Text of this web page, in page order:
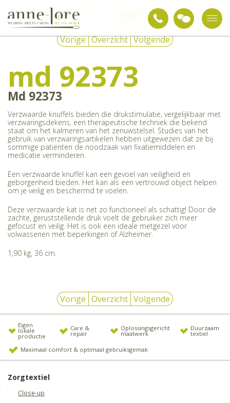
Snoezelen & sensorische
integratie
Verzwaringsartikelen voor
md
92373
Vorige Overzicht Volgende
md 92373
Md 92373
Verzwaarde knuffels bieden die drukstimulatie, vergelijkbaar met
verzwaringsdekens, een therapeutische techniek die bekend
staat om het kalmeren van het zenuwstelsel. Studies van het
gebruik van verzwaringsartikelen hebben uitgewezen dat ze bij
sommige patiënten de noodzaak van fixatiemiddelen en
medicatie verminderen.
Een verzwaarde knuffel kan een gevoel van veiligheid en
geborgenheid bieden. Het kan als een vertrouwd object helpen
om je veilig en beschermd te voelen.
Deze verzwaarde kat is net zo functioneel als schattig! Door de
zachte, geruststellende druk voelt de gebruiker zich meer
gefocust en veilig. Het is ook een ideale metgezel voor
volwassenen met beperkingen of Alzheimer.
1,90 kg, 36 cm.
Vorige Overzicht Volgende
Eigen
lokale
productie
Care &
repair
Oplossingsgericht
maatwerk
Duurzaam
textiel
Maximaal comfort & optimaal gebruiksgemak
Zorgtextiel
Close-up